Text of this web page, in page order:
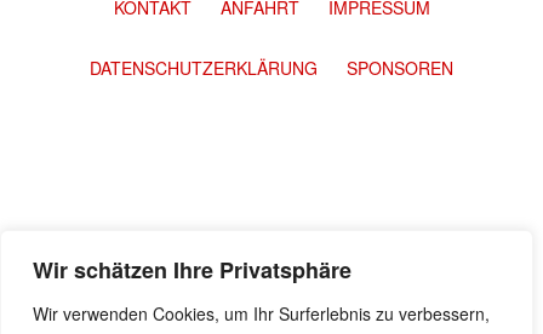
Wir schätzen Ihre Privatsphäre
Wir verwenden Cookies, um Ihr Surferlebnis zu verbessern,
KONTAKT ANFAHRT IMPRESSUM
DATENSCHUTZERKLÄRUNG SPONSOREN